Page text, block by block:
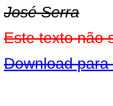
José Serra
Este texto não
Download